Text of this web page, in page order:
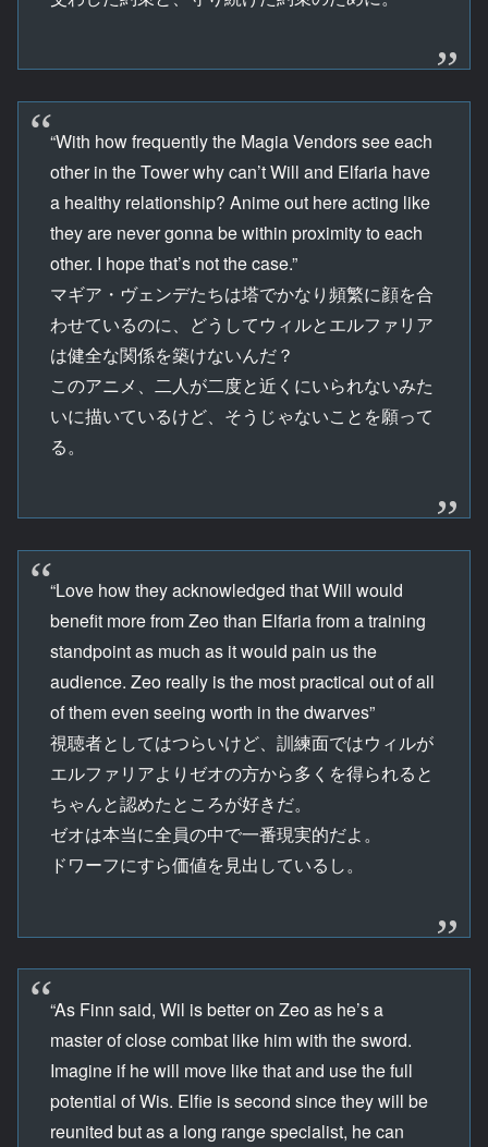
“With how frequently the Magia Vendors see each
other in the Tower why can’t Will and Elfaria have
a healthy relationship? Anime out here acting like
they are never gonna be within proximity to each
other. I hope that’s not the case.”
マギア・ヴェンデたちは塔でかなり頻繁に顔を合
わせているのに、どうしてウィルとエルファリア
は健全な関係を築けないんだ？
このアニメ、二人が二度と近くにいられないみた
いに描いているけど、そうじゃないことを願って
る。
“Love how they acknowledged that Will would
benefit more from Zeo than Elfaria from a training
standpoint as much as it would pain us the
audience. Zeo really is the most practical out of all
of them even seeing worth in the dwarves”
視聴者としてはつらいけど、訓練面ではウィルが
エルファリアよりゼオの方から多くを得られると
ちゃんと認めたところが好きだ。
ゼオは本当に全員の中で一番現実的だよ。
ドワーフにすら価値を見出しているし。
“As Finn said, Wil is better on Zeo as he’s a
master of close combat like him with the sword.
Imagine if he will move like that and use the full
potential of Wis. Elfie is second since they will be
reunited but as a long range specialist, he can